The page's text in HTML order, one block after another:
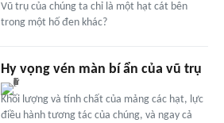
Vũ trụ của chúng ta chỉ là một hạt cát bên
trong một hố đen khác?
Hy vọng vén màn bí ẩn của vũ trụ
Khối lượng và tính chất của mảng các hạt, lực
điều hành tương tác của chúng, và ngay cả